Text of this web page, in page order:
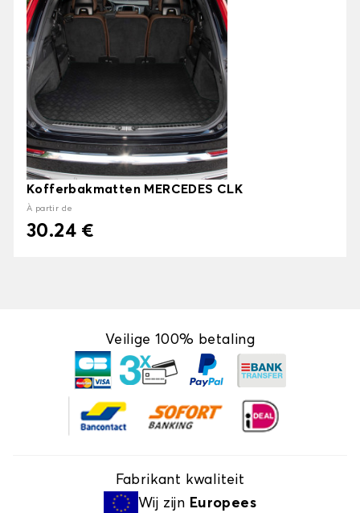
Kofferbakmatten MERCEDES CLK
À partir de
30.24 €
Veilige 100% betaling
Fabrikant kwaliteit
Wij zijn Europees